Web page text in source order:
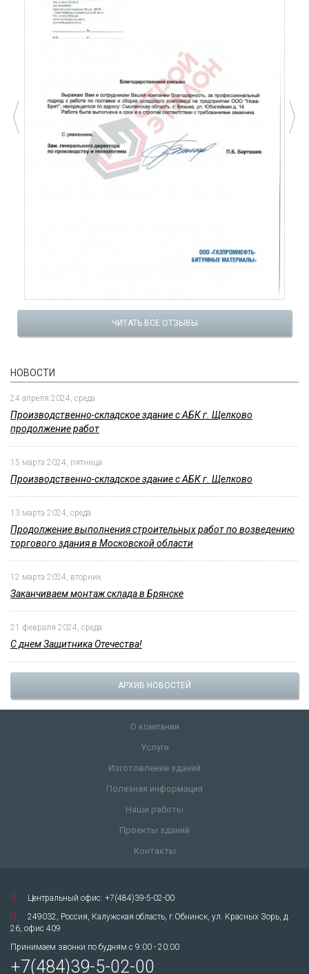
ЧИТАТЬ ВСЕ ОТЗЫВЫ
НОВОСТИ
24 апреля 2024, среда
Производственно-складское здание с АБК г. Щелково
продолжение работ
15 марта 2024, пятница
Производственно-складское здание с АБК г. Щелково
13 марта 2024, среда
Продолжение выполнения строительных работ по возведению
торгового здания в Московской области
12 марта 2024, вторник
Заканчиваем монтаж склада в Брянске
21 февраля 2024, среда
С днем Защитника Отечества!
АРХИВ НОВОСТЕЙ
О компании
Услуги
Изготовление зданий
Полезная информация
Наши работы
Проекты зданий
Контакты
Центральный офис: +7(484)39-5-02-00
249032, Россия, Калужская область, г.Обнинск, ул. Красных Зорь, д.
26, офис 409
Принимаем звонки по будням с 9:00 - 20:00
+7(484)39-5-02-00